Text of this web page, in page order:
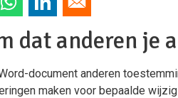
dat anderen je
document anderen
maken voor bepaalde